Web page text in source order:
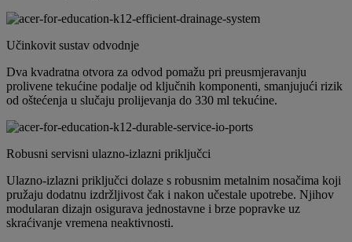
Učinkovit sustav odvodnje
Dva kvadratna otvora za odvod pomažu pri preusmjeravanju
prolivene tekućine podalje od ključnih komponenti, smanjujući rizik
od oštećenja u slučaju prolijevanja do 330 ml tekućine.
Robusni servisni ulazno-izlazni priključci
Ulazno-izlazni priključci dolaze s robusnim metalnim nosačima koji
pružaju dodatnu izdržljivost čak i nakon učestale upotrebe. Njihov
modularan dizajn osigurava jednostavne i brze popravke uz
skraćivanje vremena neaktivnosti.